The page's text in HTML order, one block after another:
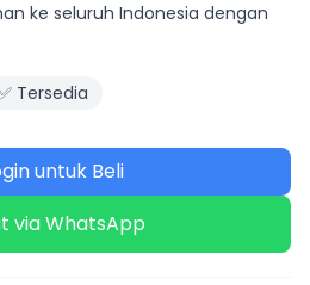
ke seluruh Indonesia dengan
Tersedia
untuk Beli
via WhatsApp